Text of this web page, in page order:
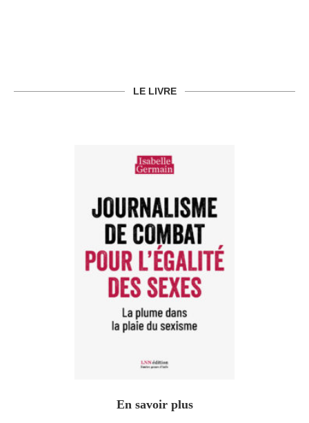
LE LIVRE
En savoir plus